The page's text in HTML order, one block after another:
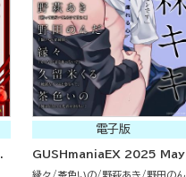
電子版
GUSHmaniaEX 2025 May
縁々 茶色いの 野萩あき
野田のん